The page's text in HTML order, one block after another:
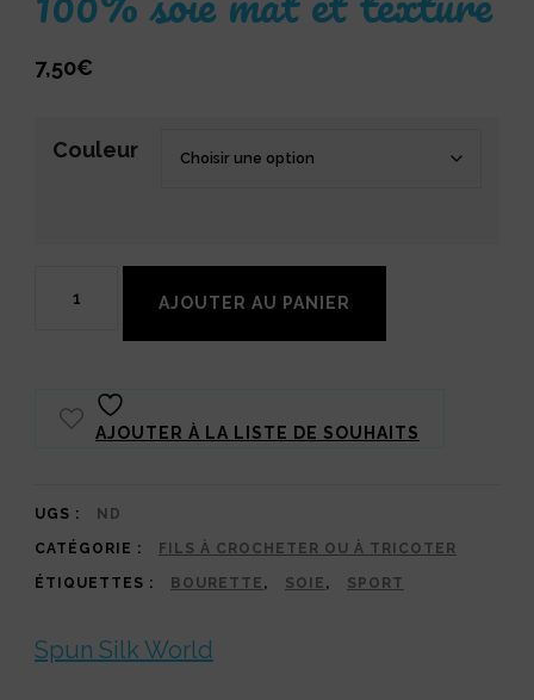
7,50€
Couleur
de
Silk
World
g
AJOUTER AU PANIER
AJOUTER À LA LISTE DE SOUHAITS
UGS : ND
CATÉGORIE : FILS À CROCHETER OU À TRICOTER
ÉTIQUETTES : BOURETTE , SOIE , SPORT
Spun Silk World